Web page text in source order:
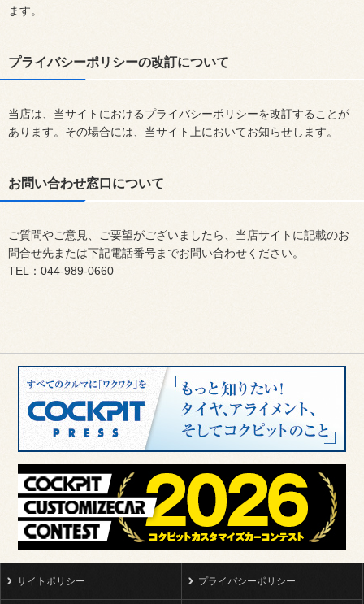
ます。
プライバシーポリシーの改訂について
当店は、当サイトにおけるプライバシーポリシーを改訂することが
あります。その場合には、当サイト上においてお知らせします。
お問い合わせ窓口について
ご質問やご意見、ご要望がございましたら、当店サイトに記載のお
問合せ先または下記電話番号までお問い合わせください。
TEL：044-989-0660
サイトポリシー プライバシーポリシー